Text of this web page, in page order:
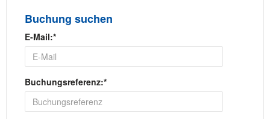
Buchung suchen
E-Mail:*
Buchungsreferenz:*